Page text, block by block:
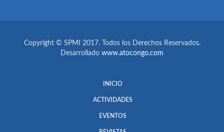
Copyright © SPMI 2017. Todos los Derechos Reservados.
Desarrollado www.atocongo.com
INICIO
ACTIVIDADES
EVENTOS